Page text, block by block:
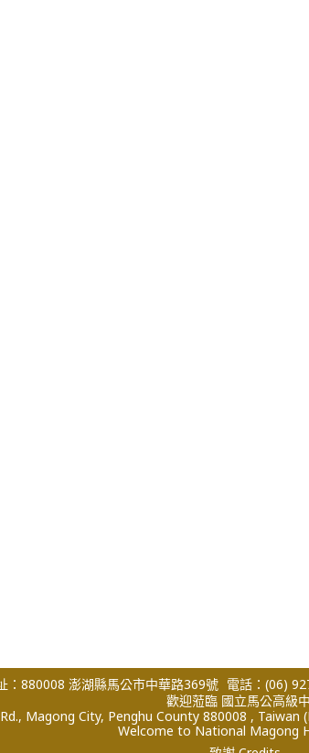
：880008 澎湖縣馬公市中華路369號 電話：(06)
歡迎蒞臨 國立馬公高級
Magong City, Penghu County 880008 , Taiwan
Welcome to National Magong